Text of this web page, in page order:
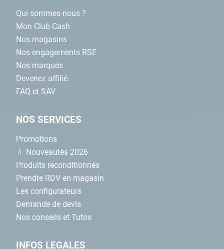
Qui sommes-nous ?
Mon Club Cash
Nos magasins
Nos engagements RSE
Nos marques
Devenez affilié
FAQ et SAV
NOS SERVICES
Promotions
💧 Nouveautés 2026
Produits reconditionnés
Prendre RDV en magasin
Les configurateurs
Demande de devis
Nos conseils et Tutos
INFOS LEGALES